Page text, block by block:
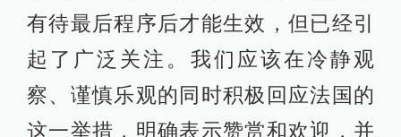
有待最后程序后才能生效，但已经引
起了广泛关注。我们应该在冷静观
察、谨慎乐观的同时积极回应法国的
这一举措，明确表示赞赏和欢迎，并